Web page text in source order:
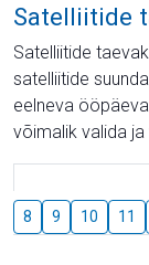
Satelliitide
Satelliitide
satelliitide
eelneva
võimalik valida
8 9 10 11